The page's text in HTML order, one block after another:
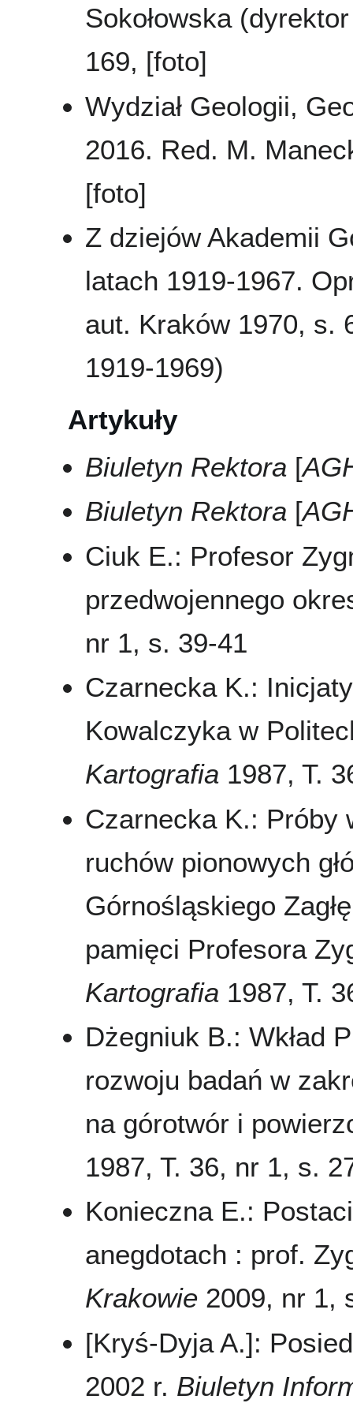
Sokołowska
169, [foto]
Wydział Geologii,
2016. Red. M.
[foto]
Z dziejów Akademii
latach 1919-1967.
aut. Kraków 1970, s.
1919-1969)
Artykuły
Biuletyn Rektora [
Biuletyn Rektora [
Ciuk E.: Profesor
przedwojennego
nr 1, s. 39-41
Czarnecka K.:
Kowalczyka w
Kartografia 1987, T.
Czarnecka K.: Próby
ruchów pionowych
Górnośląskiego
pamięci Profesora
Kartografia 1987, T.
Dżegniuk B.: Wkład
rozwoju badań w
na górotwór i
1987, T. 36, nr 1, s.
Konieczna E.:
anegdotach : prof.
Krakowie 2009, nr 1,
[Kryś-Dyja A.]:
2002 r. Biuletyn